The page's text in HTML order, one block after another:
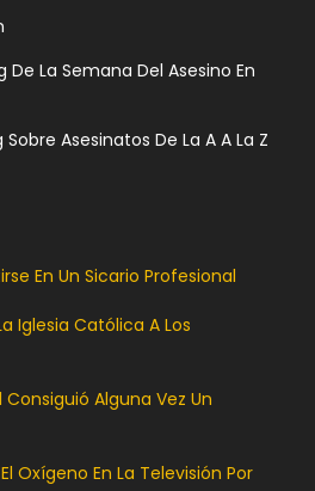
La Semana Del Asesino En
Asesinatos De La A A La Z
En Un Sicario Profesional
Iglesia Católica A Los
Consiguió Alguna Vez Un
Oxígeno En La Televisión Por